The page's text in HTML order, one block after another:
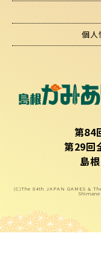
個人
第84
第29回
島
(C)The 84th JAPAN GAMES &